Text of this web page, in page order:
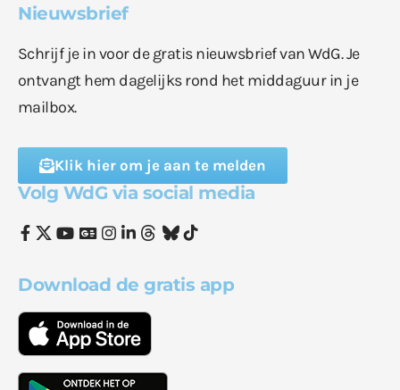
Nieuwsbrief
Schrijf je in voor de gratis nieuwsbrief van WdG. Je
ontvangt hem dagelijks rond het middaguur in je
mailbox.
Klik hier om je aan te melden
Volg WdG via social media
Download de gratis app